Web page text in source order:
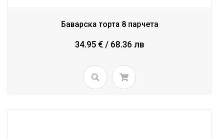
Баварска торта 8 парчета
34.95 € / 68.36 лв